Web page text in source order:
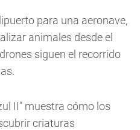
para una aeronave,
animales desde el
siguen el recorrido
II" muestra cómo los
criaturas